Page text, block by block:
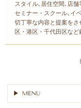
スタイル､居住空間､店
セミナー・スクール､イ
切丁寧な内容と提案を
区・港区・千代田区など
MENU